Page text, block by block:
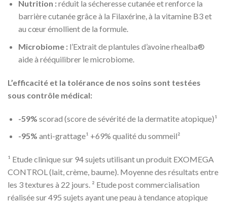
Nutrition :réduit la sécheresse cutanée et renforce la
barrière cutanée grâce à la Filaxérine, à la vitamine B3 et
au cœur émollient de la formule.
Microbiome :l’Extrait de plantules d’avoine rhealba®
aide à rééquilibrer le microbiome.
L’efficacité et la tolérance de nos soins sont testées
sous contrôle médical:
-59% scorad (score de sévérité de la dermatite atopique)¹
-95% anti-grattage¹ +69% qualité du sommeil²
¹ Etude clinique sur 94 sujets utilisant un produit EXOMEGA
CONTROL (lait, crème, baume). Moyenne des résultats entre
les 3 textures à 22 jours. ² Etude post commercialisation
réalisée sur 495 sujets ayant une peau à tendance atopique